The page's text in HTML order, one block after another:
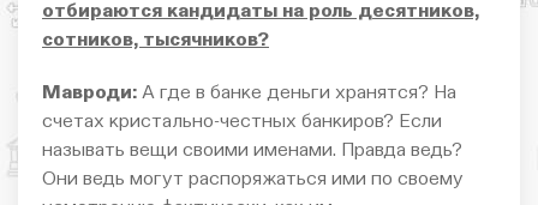
отбираются кандидаты на роль десятников,
сотников, тысячников?
Мавроди: А где в банке деньги хранятся? На
счетах кристально-честных банкиров? Если
называть вещи своими именами. Правда ведь?
Они ведь могут распоряжаться ими по своему